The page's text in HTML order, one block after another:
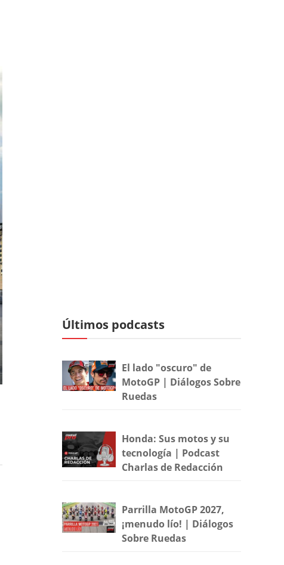
Últimos podcasts
El lado "oscuro" de
MotoGP | Diálogos Sobre
Ruedas
Honda: Sus motos y su
tecnología | Podcast
Charlas de Redacción
Parrilla MotoGP 2027,
¡menudo lío! | Diálogos
Sobre Ruedas